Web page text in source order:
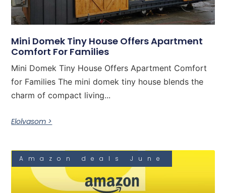
Mini Domek Tiny House Offers Apartment
Comfort For Families
Mini Domek Tiny House Offers Apartment Comfort
for Families The mini domek tiny house blends the
charm of compact living...
Elolvasom >
Amazon deals June